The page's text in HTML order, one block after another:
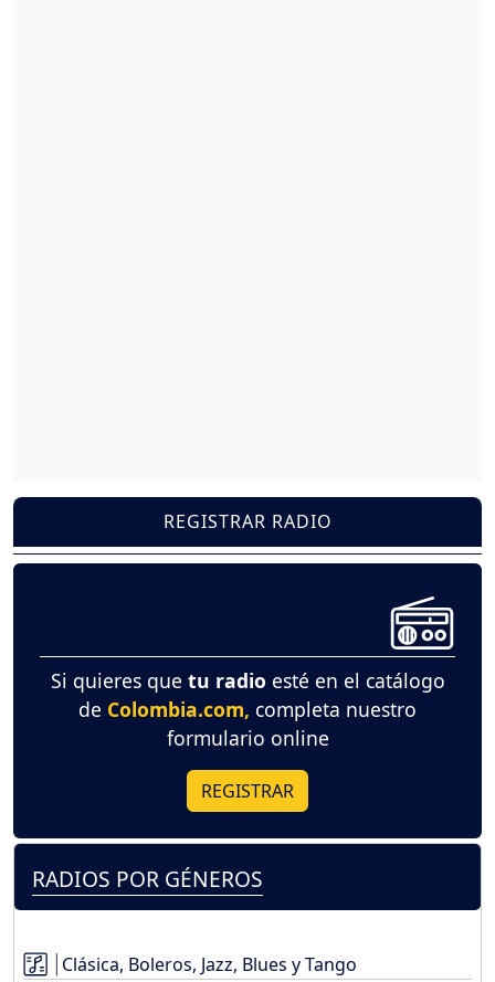
REGISTRAR RADIO
Si quieres que tu radio esté en el catálogo
de Colombia.com, completa nuestro
formulario online
REGISTRAR
RADIOS POR GÉNEROS
Clásica, Boleros, Jazz, Blues y Tango